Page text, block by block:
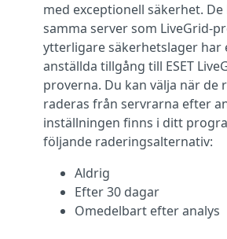
med exceptionell säkerhet.
samma server som LiveGrid-
ytterligare säkerhetslager har
anställda tillgång till ESET
proverna. Du kan välja när de
raderas från servrarna efter
inställningen finns i ditt
följande raderingsalternativ:
Aldrig
Efter 30 dagar
Omedelbart efter analys